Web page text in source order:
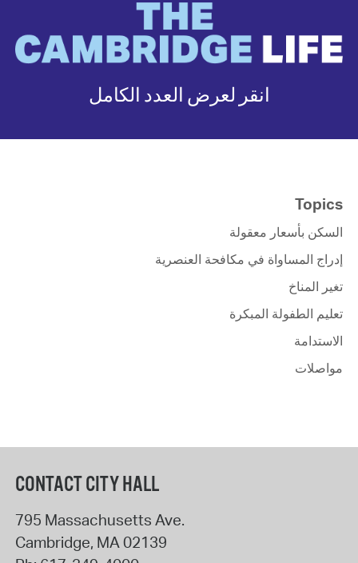
انقر لعرض العدد الكامل
Topics
السكن بأسعار معقولة
إدراج المساواة في مكافحة العنصرية
تغير المناخ
تعليم الطفولة المبكرة
الاستدامة
مواصلات
CONTACT CITY HALL
795 Massachusetts Ave.
Cambridge, MA02139